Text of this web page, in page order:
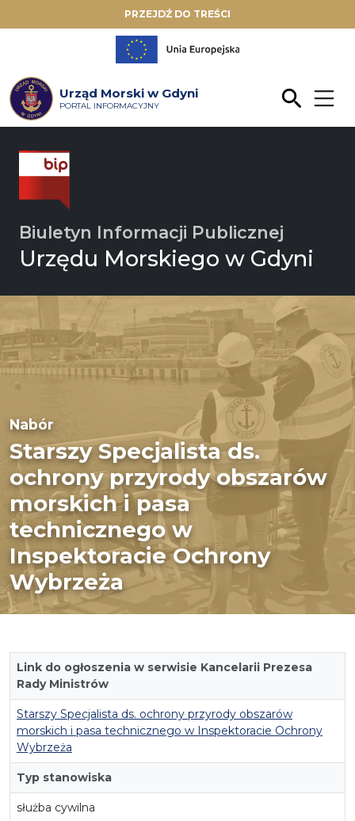
PRZEJDŹ DO TREŚCI
Urząd Morski w Gdyni
PORTAL INFORMACYJNY
Biuletyn Informacji Publicznej
Urzędu Morskiego w Gdyni
Nabór
Starszy Specjalista ds.
ochrony przyrody obszarów
morskich i pasa
technicznego w
Inspektoracie Ochrony
Wybrzeża
Link do ogłoszenia w serwisie Kancelarii Prezesa
Rady Ministrów
Starszy Specjalista ds. ochrony przyrody obszarów
morskich i pasa technicznego w Inspektoracie Ochrony
Wybrzeża
Typ stanowiska
służba cywilna